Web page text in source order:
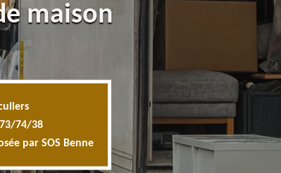
maison
74/38
par SOS Benne